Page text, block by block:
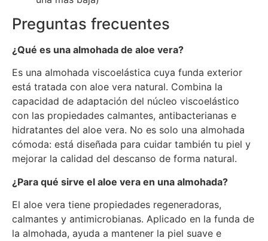
Preguntas frecuentes
¿Qué es una almohada de aloe vera?
Es una almohada viscoelástica cuya funda exterior
está tratada con aloe vera natural. Combina la
capacidad de adaptación del núcleo viscoelástico
con las propiedades calmantes, antibacterianas e
hidratantes del aloe vera. No es solo una almohada
cómoda: está diseñada para cuidar también tu piel y
mejorar la calidad del descanso de forma natural.
¿Para qué sirve el aloe vera en una almohada?
El aloe vera tiene propiedades regeneradoras,
calmantes y antimicrobianas. Aplicado en la funda de
la almohada, ayuda a mantener la piel suave e